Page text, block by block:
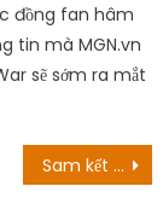
đồng fan hâm
tin mà MGN.vn
sẽ sớm ra mắt
Sam kết thúc với ai trong siêu nhiên?